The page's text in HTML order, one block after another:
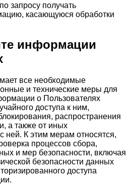
запросу получать
касающуюся обработки
информации
все необходимые
и технические меры для
о Пользователях
доступа к ним,
распространения
а также от иных
ней. К этим мерам относятся,
процессов сбора,
и мер безопасности, включая
безопасности данных
доступа